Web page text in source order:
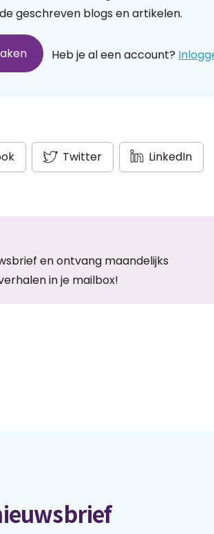
geschreven blogs en artikelen.
Heb je al een account?
Twitter LinkedIn
en ontvang maandelijks
in je mailbox!